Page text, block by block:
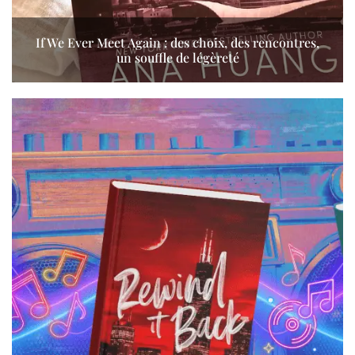
If We Ever Meet Again : des choix, des rencontres,
un souffle de légèreté